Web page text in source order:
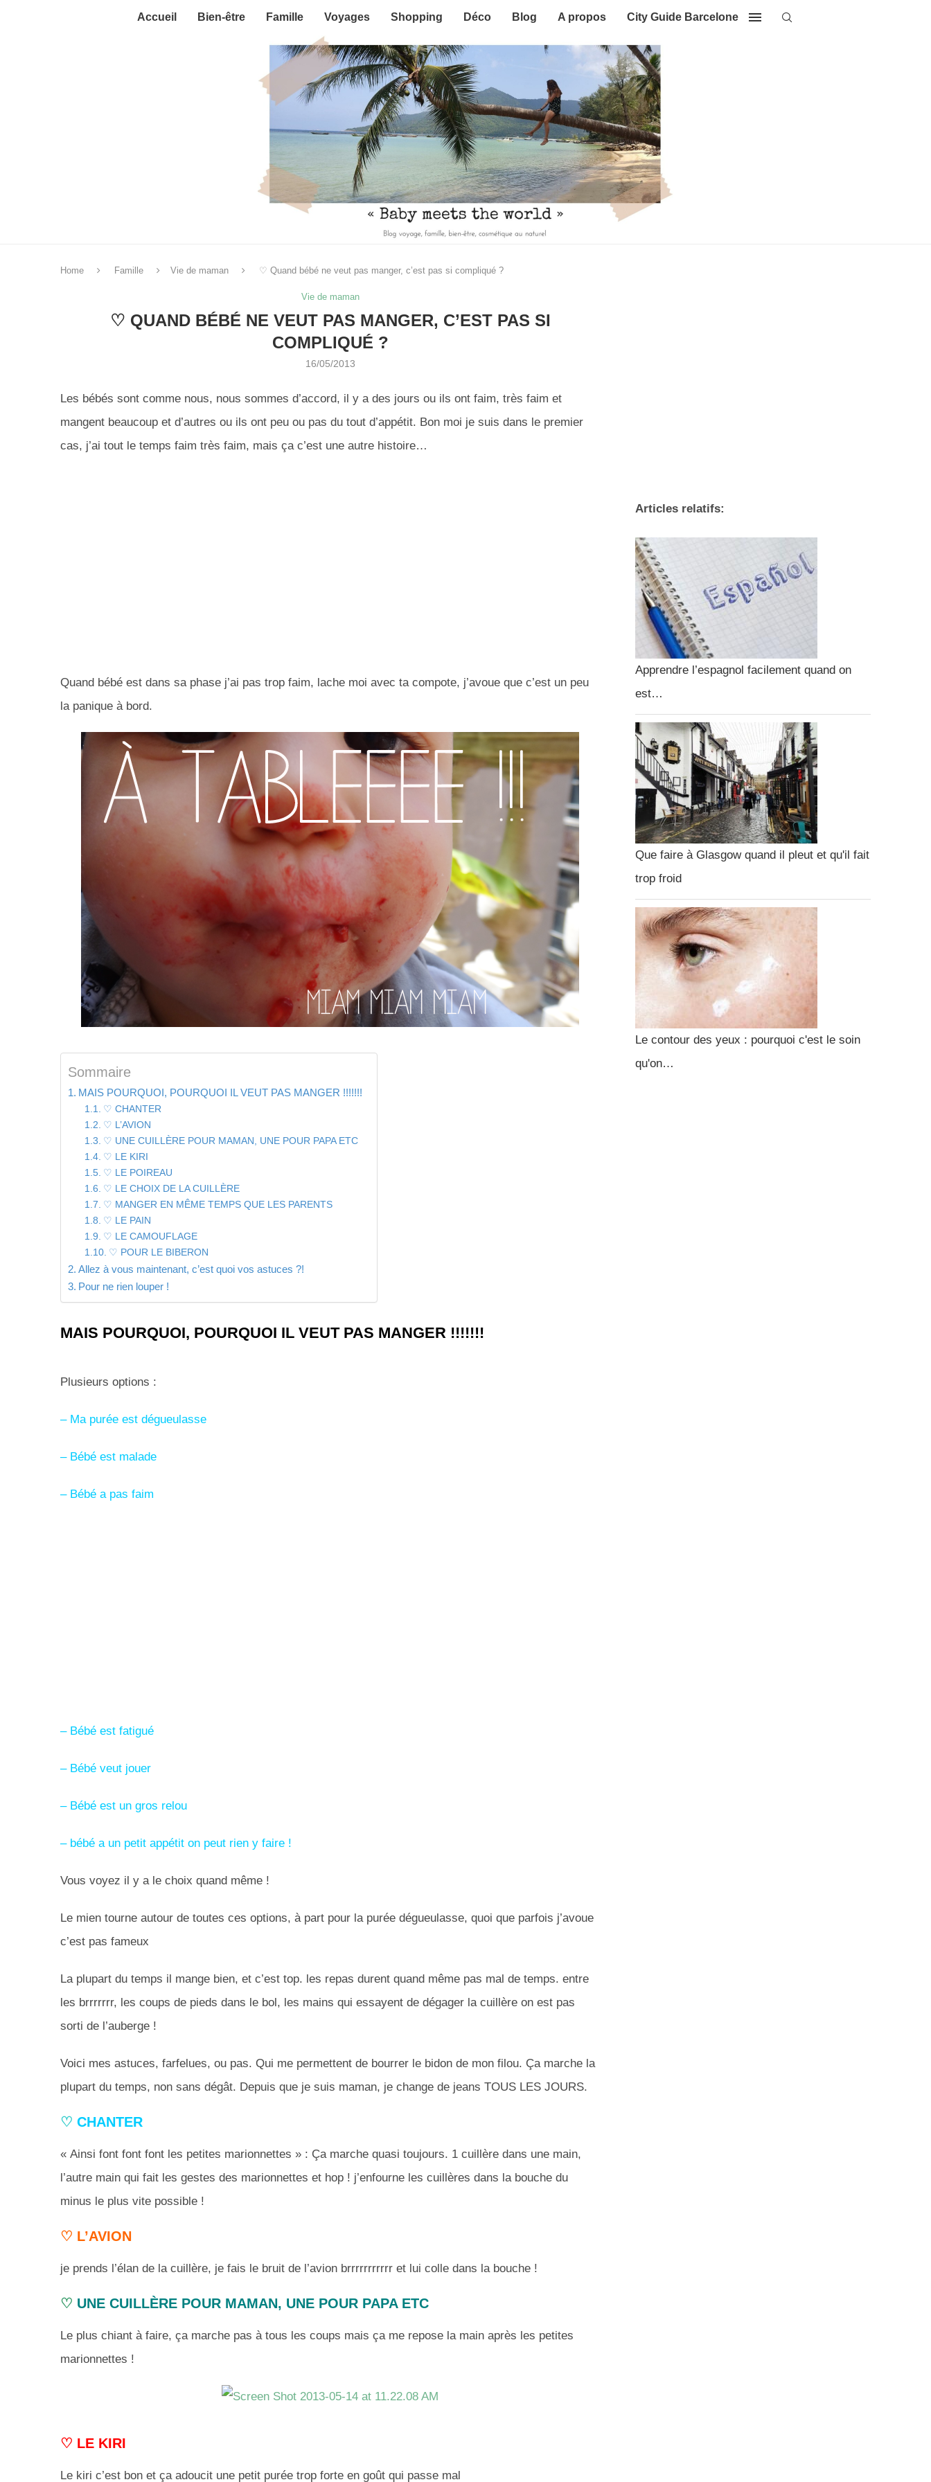
Accueil Bien-être Famille Voyages Shopping Déco Blog A propos City Guide Barcelone
Home Famille Vie de maman ♡ Quand bébé ne veut pas manger, c’est pas si compliqué ?
Vie de maman
♡ QUAND BÉBÉ NE VEUT PAS MANGER, C’EST PAS SI
COMPLIQUÉ ?
16/05/2013
Les bébés sont comme nous, nous sommes d’accord, il y a des jours ou ils ont faim, très faim et
mangent beaucoup et d’autres ou ils ont peu ou pas du tout d’appétit. Bon moi je suis dans le premier
cas, j’ai tout le temps faim très faim, mais ça c’est une autre histoire…
Quand bébé est dans sa phase j’ai pas trop faim, lache moi avec ta compote, j’avoue que c’est un peu
la panique à bord.
Sommaire
MAIS POURQUOI, POURQUOI IL VEUT PAS MANGER !!!!!!!
♡ CHANTER
♡ L’AVION
♡ UNE CUILLÈRE POUR MAMAN, UNE POUR PAPA ETC
♡ LE KIRI
♡ LE POIREAU
♡ LE CHOIX DE LA CUILLÈRE
♡ MANGER EN MÊME TEMPS QUE LES PARENTS
♡ LE PAIN
♡ LE CAMOUFLAGE
♡ POUR LE BIBERON
Allez à vous maintenant, c’est quoi vos astuces ?!
Pour ne rien louper !
MAIS POURQUOI, POURQUOI IL VEUT PAS MANGER !!!!!!!
Plusieurs options :
– Ma purée est dégueulasse
– Bébé est malade
– Bébé a pas faim
– Bébé est fatigué
– Bébé veut jouer
– Bébé est un gros relou
– bébé a un petit appétit on peut rien y faire !
Vous voyez il y a le choix quand même !
Le mien tourne autour de toutes ces options, à part pour la purée dégueulasse, quoi que parfois j’avoue
c’est pas fameux
La plupart du temps il mange bien, et c’est top. les repas durent quand même pas mal de temps. entre
les brrrrrrr, les coups de pieds dans le bol, les mains qui essayent de dégager la cuillère on est pas
sorti de l’auberge !
Voici mes astuces, farfelues, ou pas. Qui me permettent de bourrer le bidon de mon filou. Ça marche la
plupart du temps, non sans dégât. Depuis que je suis maman, je change de jeans TOUS LES JOURS.
♡ CHANTER
« Ainsi font font font les petites marionnettes » : Ça marche quasi toujours. 1 cuillère dans une main,
l’autre main qui fait les gestes des marionnettes et hop ! j’enfourne les cuillères dans la bouche du
minus le plus vite possible !
♡ L’AVION
je prends l’élan de la cuillère, je fais le bruit de l’avion brrrrrrrrrrr et lui colle dans la bouche !
♡ UNE CUILLÈRE POUR MAMAN, UNE POUR PAPA ETC
Le plus chiant à faire, ça marche pas à tous les coups mais ça me repose la main après les petites
marionnettes !
♡ LE KIRI
Le kiri c’est bon et ça adoucit une petit purée trop forte en goût qui passe mal
Articles relatifs:
Apprendre l’espagnol facilement quand on
est…
Que faire à Glasgow quand il pleut et qu'il fait
trop froid
Le contour des yeux : pourquoi c'est le soin
qu'on…